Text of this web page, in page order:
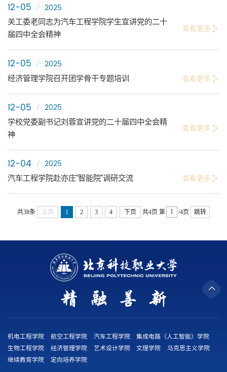
12-05 2025
关工委老同志为汽车工程学院学生宣讲党的二十
届四中全会精神
查看更多
12-05 2025
经济管理学院召开团学骨干专题培训 查看更多
12-05 2025
学校党委副书记刘蓉宣讲党的二十届四中全会精
神
查看更多
12-04 2025
汽车工程学院赴亦庄“智能院”调研交流 查看更多
共38条 上页 1 2 3 4 下页 共4页 第 /4页 跳转
机电工程学院 航空工程学院 汽车工程学院
集成电路（人工智能）学院
生物工程学院
经济管理学院 艺术设计学院 文理学院
马克思主义学院
继续教育学院
定向培养学院